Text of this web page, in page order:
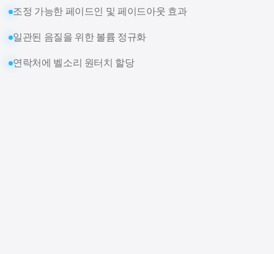
조정 가능한 페이드인 및 페이드아웃 효과
일관된 음질을 위한 볼륨 정규화
연락처에 벨소리 원터치 할당